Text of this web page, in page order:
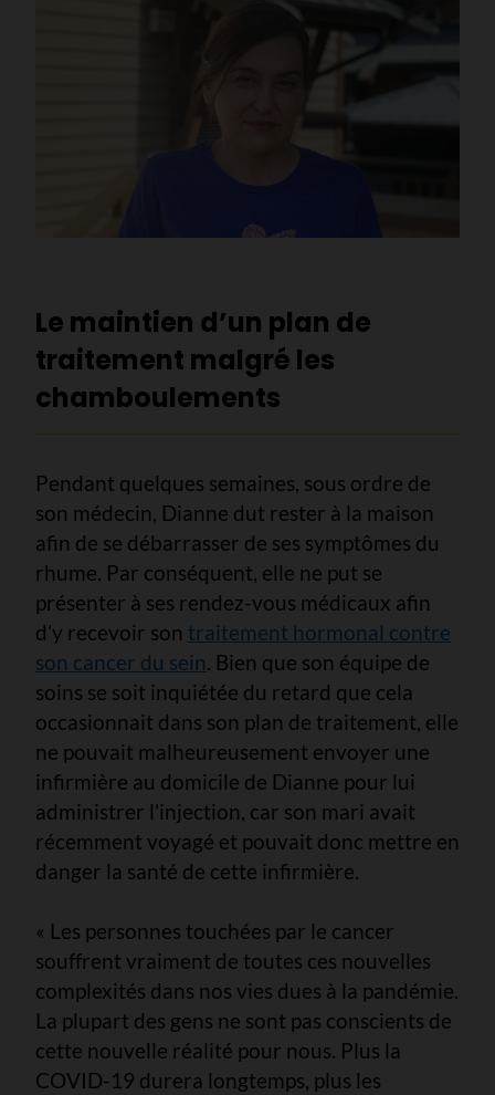
Le maintien d’un plan de
traitement malgré les
chamboulements
Pendant quelques semaines, sous ordre de
son médecin, Dianne dut rester à la maison
afin de se débarrasser de ses symptômes du
rhume. Par conséquent, elle ne put se
présenter à ses rendez-vous médicaux afin
d’y recevoir son traitement hormonal contre
son cancer du sein . Bien que son équipe de
soins se soit inquiétée du retard que cela
occasionnait dans son plan de traitement, elle
ne pouvait malheureusement envoyer une
infirmière au domicile de Dianne pour lui
administrer l'injection, car son mari avait
récemment voyagé et pouvait donc mettre en
danger la santé de cette infirmière.
« Les personnes touchées par le cancer
souffrent vraiment de toutes ces nouvelles
complexités dans nos vies dues à la pandémie.
La plupart des gens ne sont pas conscients de
cette nouvelle réalité pour nous. Plus la
COVID-19 durera longtemps, plus les